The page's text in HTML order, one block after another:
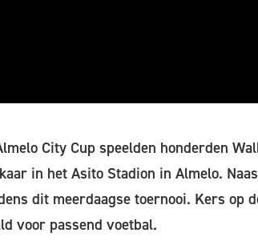
City Cup speelden honderden
in het Asito Stadion in Almelo.
dit meerdaagse toernooi. Kers op
voor passend voetbal.